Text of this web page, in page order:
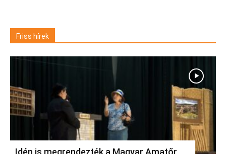
Friss hírek
Idén is megrendezték a Magyar Amatőr